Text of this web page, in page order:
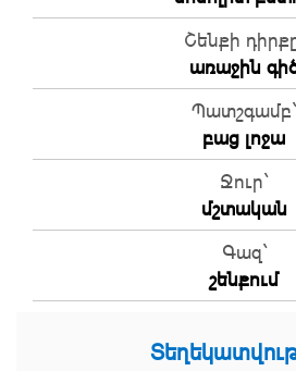
Շենքի
առաջին
Պատշգամբ`
բաց լոջա
Ջուր`
մշտական
Գազ`
շենքում